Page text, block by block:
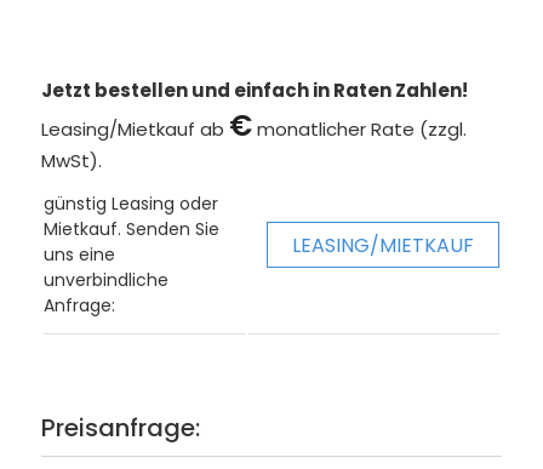
Jetzt bestellen und einfach in Raten Zahlen!
Leasing/Mietkauf ab €monatlicher Rate (zzgl.
MwSt).
günstig Leasing oder
Mietkauf. Senden Sie
uns eine
unverbindliche
Anfrage:
LEASING/MIETKAUF
Preisanfrage: